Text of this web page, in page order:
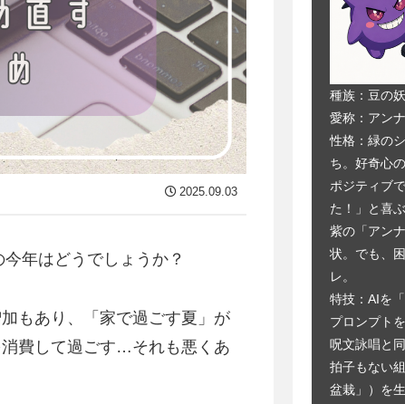
2025.09.03
年はどうでしょうか？
もあり、「家で過ごす夏」が
費して過ごす…それも悪くあ
種族：豆の
愛称：アン
性格：緑の
ち。好奇心
ポジティブ
た！」と喜
紫の「アン
状。でも、
レ。
特技：AIを
プロンプト
呪文詠唱と
拍子もない
盆栽」）を